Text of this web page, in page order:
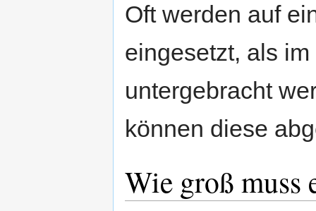
Oft werden auf
eingesetzt, als
untergebracht
können diese
Wie groß muss